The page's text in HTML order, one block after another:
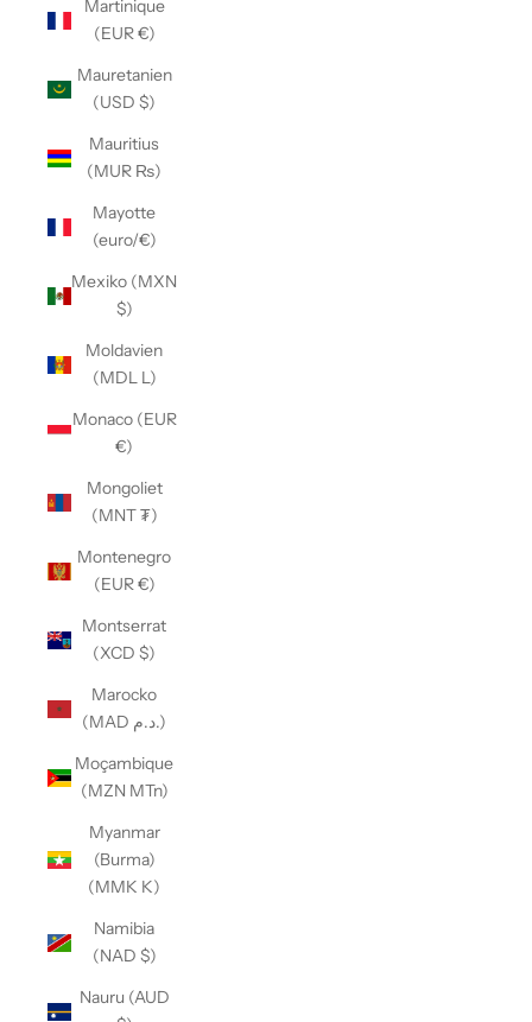
Martinique
(EUR €)
Mauretanien
(USD $)
Mauritius
(MUR ₨)
Mayotte
(euro/€)
Mexiko (MXN
$)
Moldavien
(MDL L)
Monaco (EUR
€)
Mongoliet
(MNT ₮)
Montenegro
(EUR €)
Montserrat
(XCD $)
Marocko
(MAD د.م.)
Moçambique
(MZN MTn)
Myanmar
(Burma)
(MMK K)
Namibia
(NAD $)
Nauru (AUD